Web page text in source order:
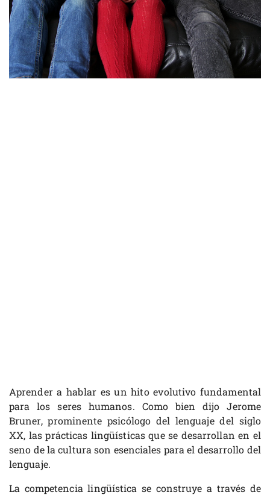
Aprender a hablar es un hito evolutivo fundamental
para los seres humanos. Como bien dijo Jerome
Bruner, prominente psicólogo del lenguaje del siglo
XX, las prácticas lingüísticas que se desarrollan en el
seno de la cultura son esenciales para el desarrollo del
lenguaje.
La competencia lingüística se construye a través de